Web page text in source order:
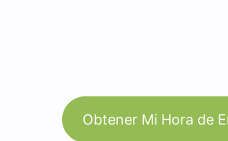
Obtener Mi Hora de